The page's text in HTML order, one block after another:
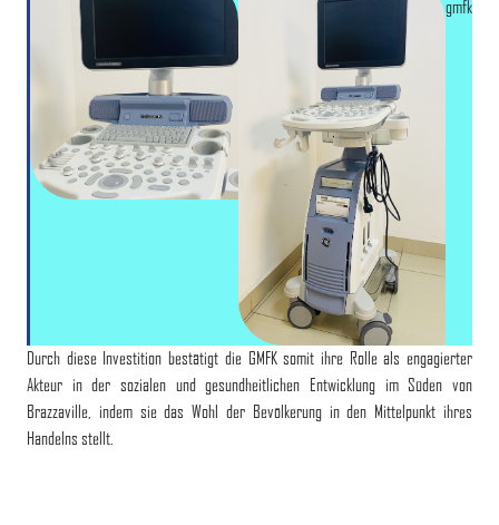
Durch diese Investition bestätigt die GMFK somit ihre Rolle als engagierter
Akteur in der sozialen und gesundheitlichen Entwicklung im Süden von
Brazzaville, indem sie das Wohl der Bevölkerung in den Mittelpunkt ihres
Handelns stellt.